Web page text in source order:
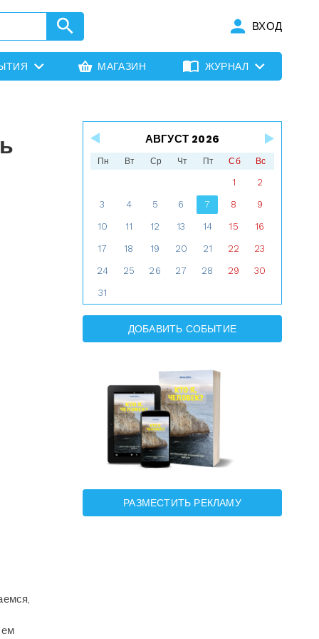
ВХОД
МАГАЗИН ЖУРНАЛ
АВГУСТ 2026
Пн Вт Ср Чт Пт Сб Вс
1 2
3 4 5 6 7 8 9
10 11 12 13 14 15 16
17 18 19 20 21 22 23
24 25 26 27 28 29 30
31
ДОБАВИТЬ СОБЫТИЕ
РАЗМЕСТИТЬ РЕКЛАМУ